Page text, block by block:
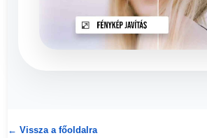
← Vissza a főoldalra